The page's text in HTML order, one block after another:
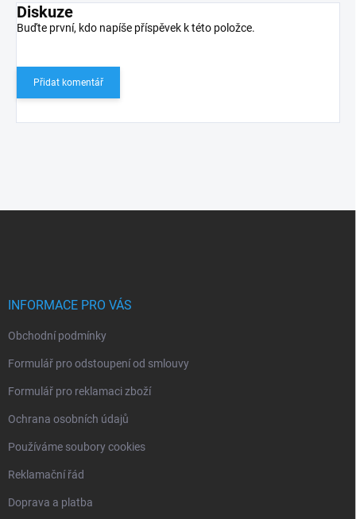
Diskuze
Buďte první, kdo napíše příspěvek k této položce.
Přidat komentář
INFORMACE PRO VÁS
Obchodní podmínky
Formulář pro odstoupení od smlouvy
Formulář pro reklamaci zboží
Ochrana osobních údajů
Používáme soubory cookies
Reklamační řád
Doprava a platba